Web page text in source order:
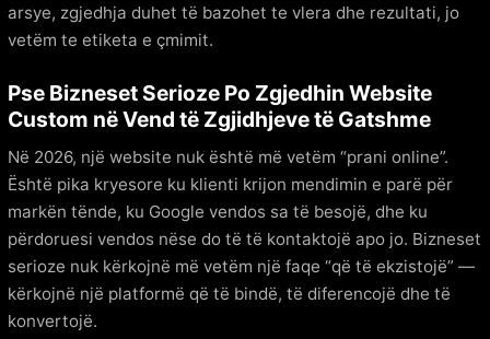
arsye, zgjedhja duhet të bazohet te vlera dhe rezultati, jo
vetëm te etiketa e çmimit.
Pse Bizneset Serioze Po Zgjedhin Website
Custom në Vend të Zgjidhjeve të Gatshme
Në 2026, një website nuk është më vetëm “prani online”.
Është pika kryesore ku klienti krijon mendimin e parë për
markën tënde, ku Google vendos sa të besojë, dhe ku
përdoruesi vendos nëse do të të kontaktojë apo jo. Bizneset
serioze nuk kërkojnë më vetëm një faqe “që të ekzistojë” —
kërkojnë një platformë që të bindë, të diferencojë dhe të
konvertojë.